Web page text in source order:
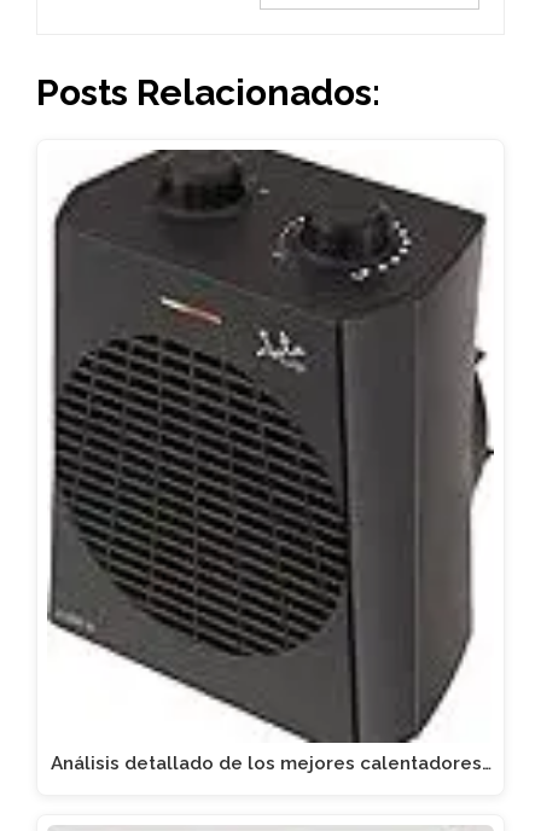
Posts Relacionados:
Análisis detallado de los mejores calentadores…